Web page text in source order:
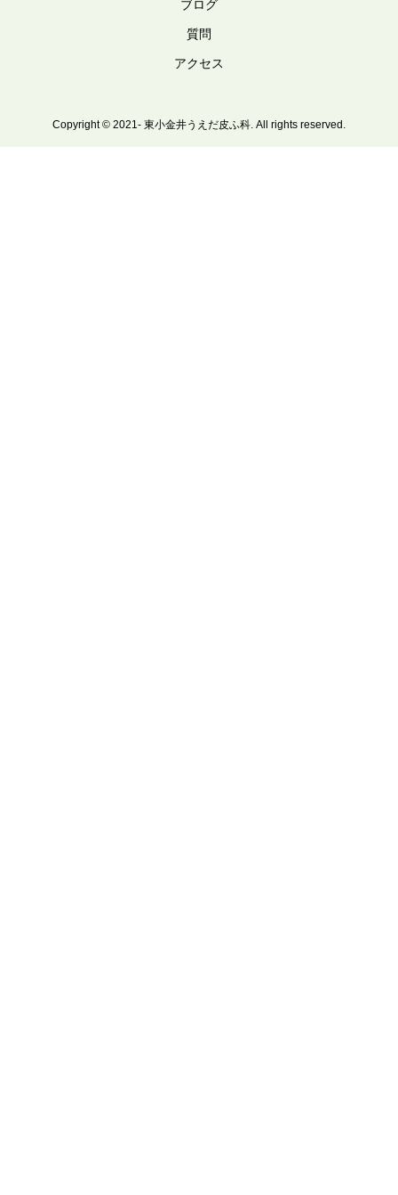
ブログ
質問
アクセス
Copyright © 2021- 東小金井うえだ皮ふ科. All rights reserved.